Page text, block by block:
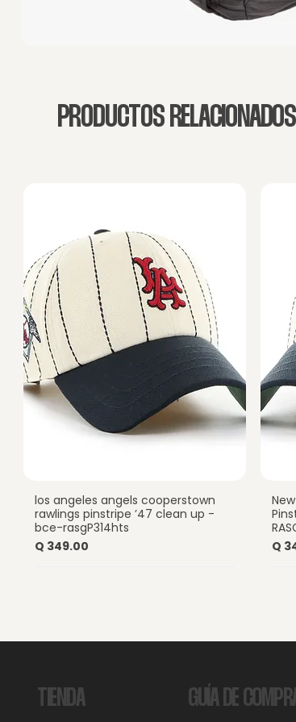
PRODUCTOS RELACIONADOS
Vista rápida
los angeles angels cooperstown
rawlings pinstripe ’47 clean up -
bce-rasgP314hts
Precio
Q 349.00 Q
TIENDA GUÍA DE